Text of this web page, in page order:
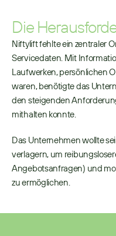
Die
Niftylift fehlte ein zentraler
Servicedaten. Mit
Laufwerken, persönlichen
waren, benötigte das
den steigenden
mithalten konnte.
Das Unternehmen wollte
verlagern, um
Angebotsanfragen) und
zu ermöglichen.